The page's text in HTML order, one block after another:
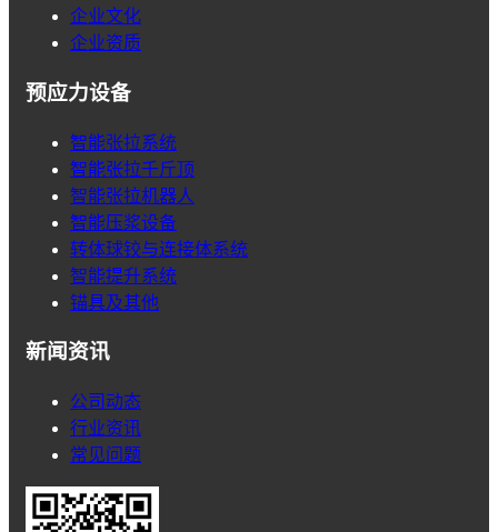
企业文化
企业资质
预应力设备
智能张拉系统
智能张拉千斤顶
智能张拉机器人
智能压浆设备
转体球铰与连接体系统
智能提升系统
锚具及其他
新闻资讯
公司动态
行业资讯
常见问题